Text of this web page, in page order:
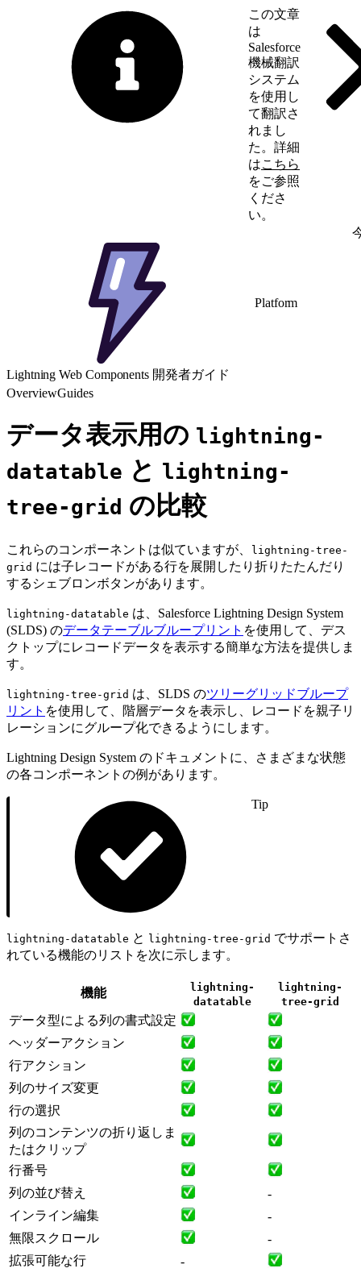
この文章
は
Salesforce
機械翻訳
システム
を使用し
て翻訳さ
れまし
た。詳細
はこちら
をご参照
くださ
い。
Platform
Lightning Web Components 開発者ガイド
OverviewGuides
データ表示用の lightning-
datatable と lightning-
tree-grid の比較
これらのコンポーネントは似ていますが、
lightning-tree-
grid には子レコードがある行を展開したり折りたたんだり
するシェブロンボタンがあります。
lightning-datatable は、Salesforce Lightning Design System
(SLDS) のデータテーブルブループリント を使用して、デス
クトップにレコードデータを表示する簡単な方法を提供しま
す。
lightning-tree-grid は、SLDS のツリーグリッドブループ
リント を使用して、階層データを表示し、レコードを親子リ
レーションにグループ化できるようにします。
Lightning Design System のドキュメントに、さまざまな状態
の各コンポーネントの例があります。
Tip
lightning-datatable と lightning-tree-grid でサポートさ
れている機能のリストを次に示します。
機能
lightning-
datatable
lightning-
tree-grid
データ型による列の書式設定
ヘッダーアクション
行アクション
列のサイズ変更
行の選択
列のコンテンツの折り返しま
たはクリップ
行番号
列の並び替え
-
インライン編集
-
無限スクロール
-
拡張可能な行
-